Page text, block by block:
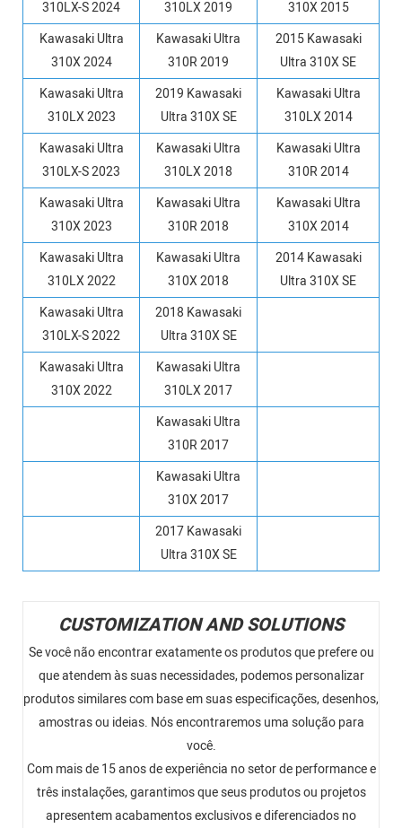
310LX-S 2024 310LX 2019
310X 2015
Kawasaki Ultra
310X 2024
Kawasaki Ultra
310R 2019
2015 Kawasaki
Ultra 310X SE
Kawasaki Ultra
310LX 2023
2019 Kawasaki
Ultra 310X SE
Kawasaki Ultra
310LX 2014
Kawasaki Ultra
310LX-S 2023
Kawasaki Ultra
310LX 2018
Kawasaki Ultra
310R 2014
Kawasaki Ultra
310X 2023
Kawasaki Ultra
310R 2018
Kawasaki Ultra
310X 2014
Kawasaki Ultra
310LX 2022
Kawasaki Ultra
310X 2018
2014 Kawasaki
Ultra 310X SE
Kawasaki Ultra
310LX-S 2022
2018 Kawasaki
Ultra 310X SE
Kawasaki Ultra
310X 2022
Kawasaki Ultra
310LX 2017
Kawasaki Ultra
310R 2017
Kawasaki Ultra
310X 2017
2017 Kawasaki
Ultra 310X SE
CUSTOMIZATION AND SOLUTIONS
Se você não encontrar exatamente os produtos que prefere ou
que atendem às suas necessidades, podemos personalizar
produtos similares com base em suas especificações, desenhos,
amostras ou ideias. Nós encontraremos uma solução para
você.
Com mais de 15 anos de experiência no setor de performance e
três instalações, garantimos que seus produtos ou projetos
apresentem acabamentos exclusivos e diferenciados no